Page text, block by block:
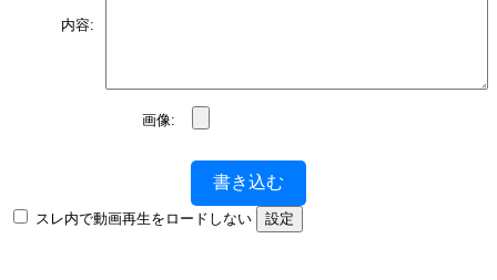
内容:
画像:
書き込む
スレ内で動画再生をロードしない